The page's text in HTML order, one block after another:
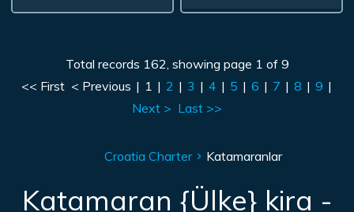
Total records 162, showing page 1 of 9
<< First < Previous | 1 | 2 | 3 | 4 | 5 | 6 | 7 | 8 | 9 |
Next > Last >>
Croatia Charter Katamaranlar
Katamaran {Ülke} kira -